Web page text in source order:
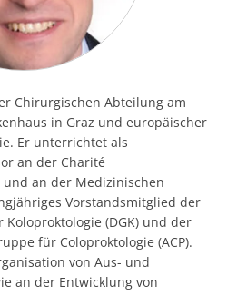
Chirurgischen Abteilung am
in Graz und europäischer
Er unterrichtet als
an der Charité
an der Medizinischen
Vorstandsmitglied der
(DGK) und der
für Coloproktologie (ACP).
von Aus- und
an der Entwicklung von